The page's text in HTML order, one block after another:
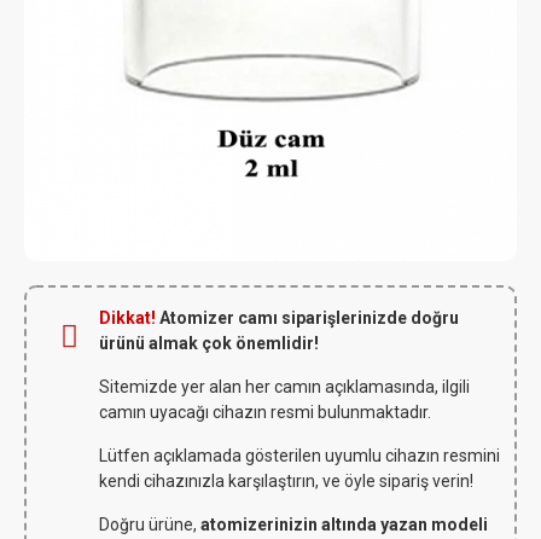
Dikkat! Atomizer camı siparişlerinizde doğru
ürünü almak çok önemlidir!
Sitemizde yer alan her camın açıklamasında, ilgili
camın uyacağı cihazın resmi bulunmaktadır.
Lütfen açıklamada gösterilen uyumlu cihazın resmini
kendi cihazınızla karşılaştırın, ve öyle sipariş verin!
Doğru ürüne, atomizerinizin altında yazan modeli